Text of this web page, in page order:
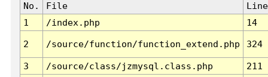
No. File
Line
1
/index.php 14
2 /source/function/function_extend.php 324
3 /source/class/jzmysql.class.php
211